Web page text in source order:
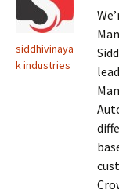
siddhivinaya
k industries